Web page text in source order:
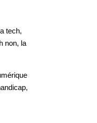
tech,
non, la